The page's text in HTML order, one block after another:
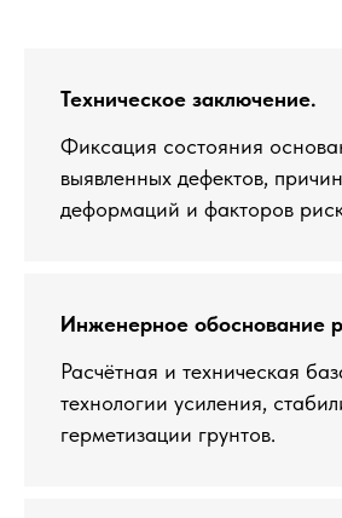
Техническое заключение.
Фиксация состояния
выявленных дефектов,
деформаций и факторов
Инженерное обоснование
Расчётная и техническая
технологии усиления,
герметизации грунтов.